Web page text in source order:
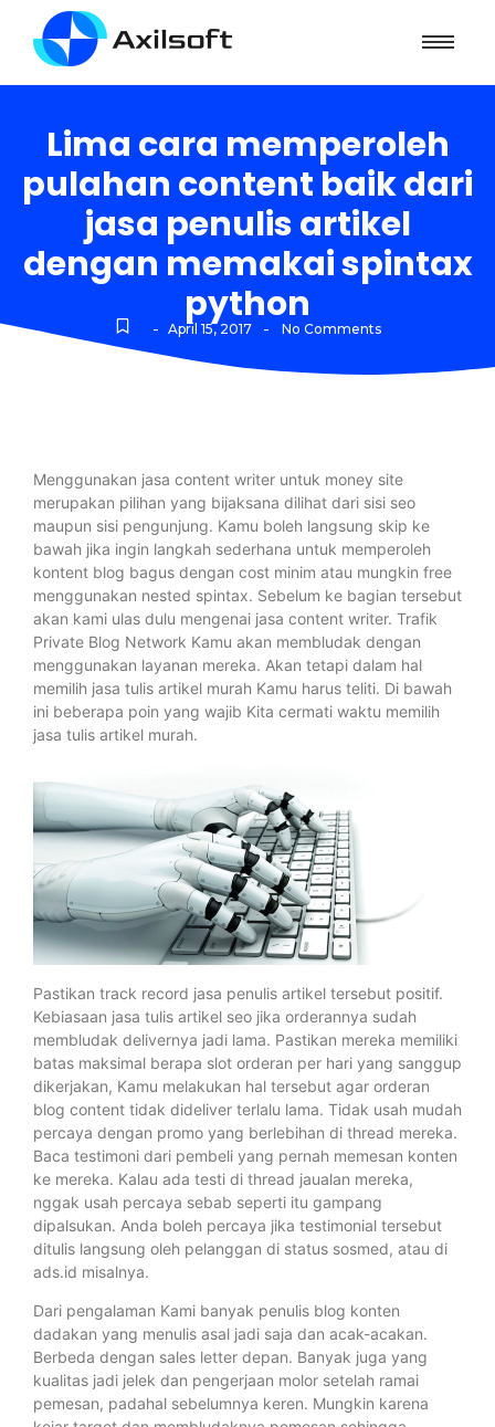
Lima cara memperoleh
pulahan content baik dari
jasa penulis artikel
dengan memakai spintax
python
- April 15, 2017 - No Comments
Menggunakan jasa content writer untuk money site
merupakan pilihan yang bijaksana dilihat dari sisi seo
maupun sisi pengunjung. Kamu boleh langsung skip ke
bawah jika ingin langkah sederhana untuk memperoleh
kontent blog bagus dengan cost minim atau mungkin free
menggunakan nested spintax. Sebelum ke bagian tersebut
akan kami ulas dulu mengenai jasa content writer. Trafik
Private Blog Network Kamu akan membludak dengan
menggunakan layanan mereka. Akan tetapi dalam hal
memilih jasa tulis artikel murah Kamu harus teliti. Di bawah
ini beberapa poin yang wajib Kita cermati waktu memilih
jasa tulis artikel murah.
Pastikan track record jasa penulis artikel tersebut positif.
Kebiasaan jasa tulis artikel seo jika orderannya sudah
membludak delivernya jadi lama. Pastikan mereka memiliki
batas maksimal berapa slot orderan per hari yang sanggup
dikerjakan, Kamu melakukan hal tersebut agar orderan
blog content tidak dideliver terlalu lama. Tidak usah mudah
percaya dengan promo yang berlebihan di thread mereka.
Baca testimoni dari pembeli yang pernah memesan konten
ke mereka. Kalau ada testi di thread jaualan mereka,
nggak usah percaya sebab seperti itu gampang
dipalsukan. Anda boleh percaya jika testimonial tersebut
ditulis langsung oleh pelanggan di status sosmed, atau di
ads.id misalnya.
Dari pengalaman Kami banyak penulis blog konten
dadakan yang menulis asal jadi saja dan acak-acakan.
Berbeda dengan sales letter depan. Banyak juga yang
kualitas jadi jelek dan pengerjaan molor setelah ramai
pemesan, padahal sebelumnya keren. Mungkin karena